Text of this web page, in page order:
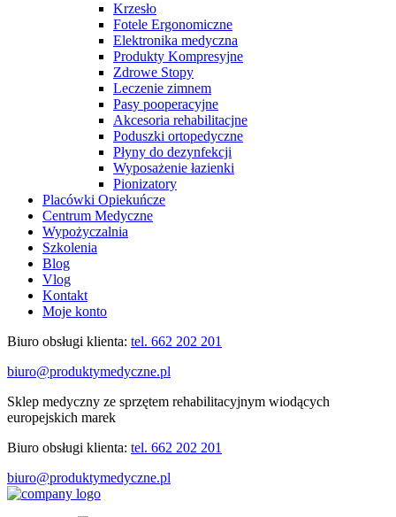
Krzesło
Fotele Ergonomiczne
Elektronika medyczna
Produkty Kompresyjne
Zdrowe Stopy
Leczenie zimnem
Pasy pooperacyjne
Akcesoria rehabilitacjne
Poduszki ortopedyczne
Płyny do dezynfekcji
Wyposażenie łazienki
Pionizatory
Placówki Opiekuńcze
Centrum Medyczne
Wypożyczalnia
Szkolenia
Blog
Vlog
Kontakt
Moje konto
Biuro obsługi klienta: tel. 662 202 201
biuro@produktymedyczne.pl
Sklep medyczny ze sprzętem rehabilitacyjnym wiodących
europejskich marek
Biuro obsługi klienta: tel. 662 202 201
biuro@produktymedyczne.pl